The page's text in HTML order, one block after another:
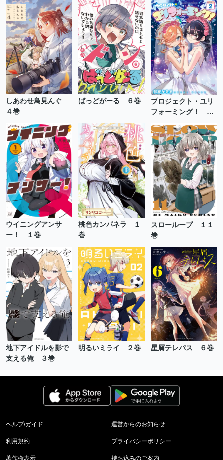
しあわせ鳥見んぐ
４巻
ばっどがーる ６巻
プロジェクト・ユリ
フォーミング！ ２
ウイニングアンサ
ー！ １巻
桃色カンパネラ １
巻
スローループ １１
巻
地下アイドルを影で
支える俺 ３巻
明るいミライ ２巻 星屑テレパス ６巻
ヘルプ/ガイド 運営からのお知らせ
利用規約 プライバシーポリシー
著作権表示 持ち込みのご案内